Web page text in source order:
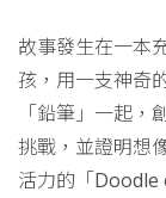
故事發生在一本
孩，用一支神奇
「鉛筆」一起
挑戰，並證明想
活力的「Doodle